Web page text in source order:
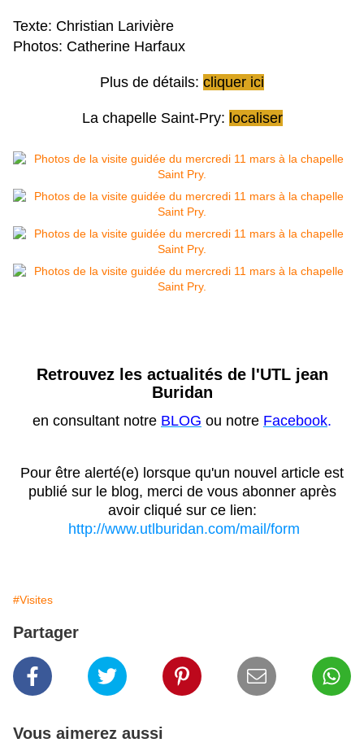
Texte: Christian Larivière
Photos: Catherine Harfaux
Plus de détails: cliquer ici
La chapelle Saint-Pry: localiser
Retrouvez les actualités de l'UTL jean
Buridan
en consultant notre BLOG ou notre Facebook.
Pour être alerté(e) lorsque qu'un nouvel article est
publié sur le blog, merci de vous abonner après
avoir cliqué sur ce lien:
http://www.utlburidan.com/mail/form
#Visites
Partager
Vous aimerez aussi